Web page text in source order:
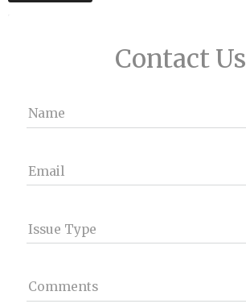
Contact Us
Name
Email
Issue Type
Comments